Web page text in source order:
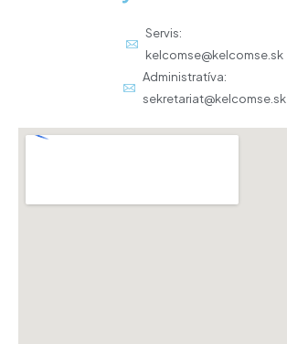
Servis:
kelcomse@kelcomse.sk
Administratíva:
sekretariat@kelcomse.sk